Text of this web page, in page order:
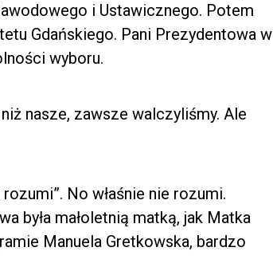
i Ustawicznego. Potem
Gdańskiego. Pani Prezydentowa w
wyboru.
nasze, zawsze walczyliśmy. Ale
No właśnie nie rozumi.
była małoletnią matką, jak Matka
Manuela Gretkowska, bardzo